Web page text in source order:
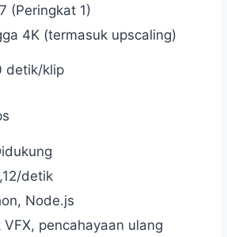
(Peringkat 1)
4K (termasuk upscaling)
detik/klip
detik
Node.js
VFX, pencahayaan ulang